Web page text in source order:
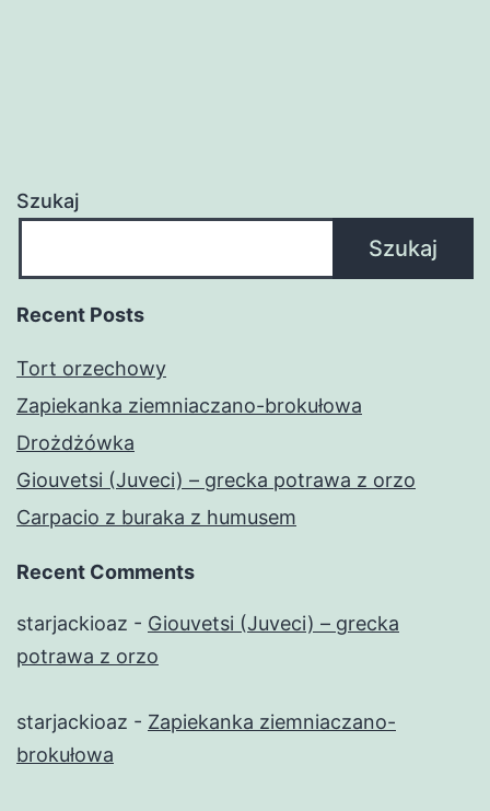
Szukaj
Szukaj
Recent Posts
Tort orzechowy
Zapiekanka ziemniaczano-brokułowa
Drożdżówka
Giouvetsi (Juveci) – grecka potrawa z orzo
Carpacio z buraka z humusem
Recent Comments
starjackioaz - Giouvetsi (Juveci) – grecka
potrawa z orzo
starjackioaz - Zapiekanka ziemniaczano-
brokułowa